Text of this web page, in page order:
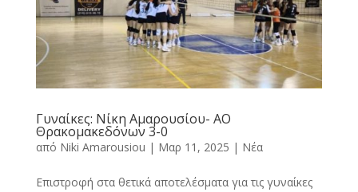
Γυναίκες: Νίκη Αμαρουσίου- ΑΟ
Θρακομακεδόνων 3-0
από Niki Amarousiou | Μαρ 11, 2025 | Νέα
Επιστροφή στα θετικά αποτελέσματα για τις γυναίκες